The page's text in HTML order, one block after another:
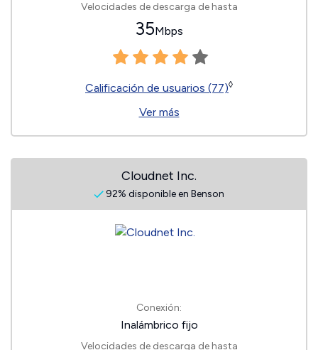
Velocidades de descarga de hasta
35Mbps
Calificación de usuarios (77)◊
Ver más
Cloudnet Inc.
92% disponible en Benson
Conexión:
Inalámbrico fijo
Velocidades de descarga de hasta